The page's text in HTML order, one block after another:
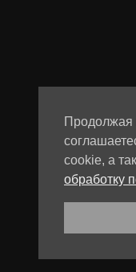
Продолжая
cookie, а
обработку